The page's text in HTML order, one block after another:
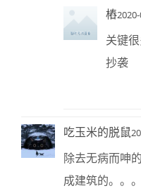
樁
关键
抄袭
吃玉米的脱鼠
除去无病而呻
成建筑的。。。